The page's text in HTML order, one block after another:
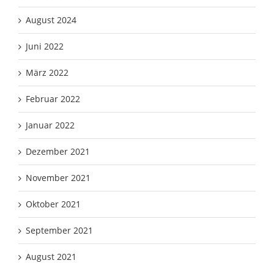
August 2024
Juni 2022
März 2022
Februar 2022
Januar 2022
Dezember 2021
November 2021
Oktober 2021
September 2021
August 2021